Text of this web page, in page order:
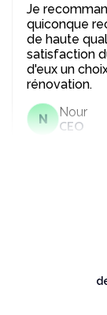
Je
quiconque
de haute
satisfaction
d'eux un
rénovation.
N
Nour
CEO